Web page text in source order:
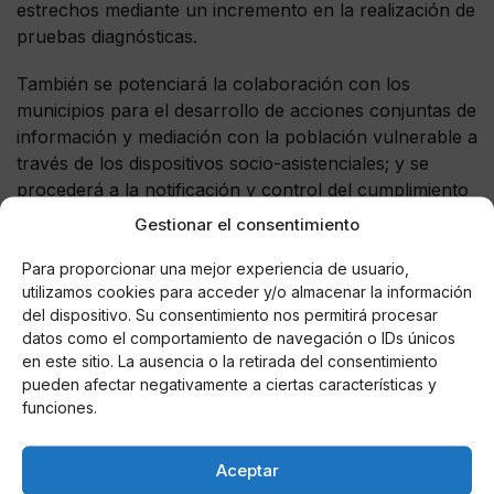
Gestionar el consentimiento
Para proporcionar una mejor experiencia de usuario,
utilizamos cookies para acceder y/o almacenar la información
del dispositivo. Su consentimiento nos permitirá procesar
datos como el comportamiento de navegación o IDs únicos
en este sitio. La ausencia o la retirada del consentimiento
pueden afectar negativamente a ciertas características y
funciones.
Aceptar
estrechos mediante un incremento en la realización de
pruebas diagnósticas.
También se potenciará la colaboración con los
municipios para el desarrollo de acciones conjuntas de
información y mediación con la población vulnerable a
través de los dispositivos socio-asistenciales; y se
procederá a la notificación y control del cumplimiento
de aislamientos y cuarentenas con el apoyo de la
AUTOR
Miguel P. Montes
Noticias relacionadas